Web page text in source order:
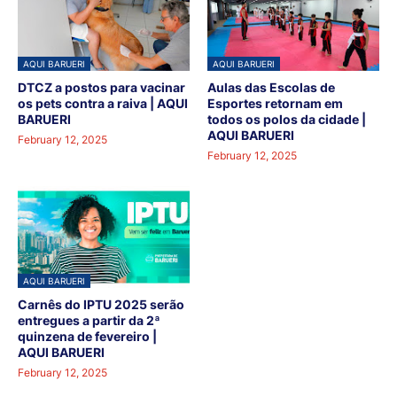
AQUI BARUERI
DTCZ a postos para vacinar
os pets contra a raiva | AQUI
BARUERI
February 12, 2025
AQUI BARUERI
Aulas das Escolas de
Esportes retornam em
todos os polos da cidade |
AQUI BARUERI
February 12, 2025
AQUI BARUERI
Carnês do IPTU 2025 serão
entregues a partir da 2ª
quinzena de fevereiro |
AQUI BARUERI
February 12, 2025